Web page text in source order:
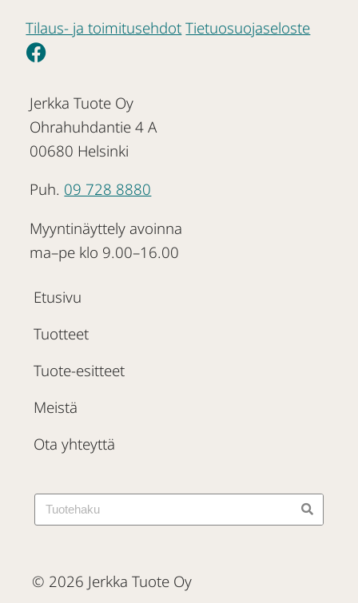
Tilaus- ja toimitusehdot Tietuosuojaseloste
Jerkka Tuote Oy
Ohrahuhdantie 4 A
00680 Helsinki
Puh. 09 728 8880
Myyntinäyttely avoinna
ma–pe klo 9.00–16.00
Etusivu
Tuotteet
Tuote-esitteet
Meistä
Ota yhteyttä
© 2026 Jerkka Tuote Oy